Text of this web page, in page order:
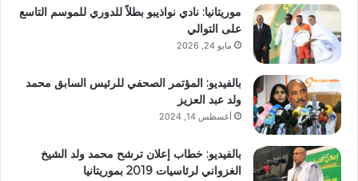
موريتانيا: نادي نواذيبو بطلاً للدوري للموسم التاسع
على التوالي
مايو 24, 2026
بالفيديو: المؤتمر الصحفي للرئيس السابق محمد
ولد عبد العزيز
أغسطس 14, 2024
بالفيديو: خطاب إعلان ترشح محمد ولد الشيخ
الغزواني لرئاسيات 2019 بموريتانيا